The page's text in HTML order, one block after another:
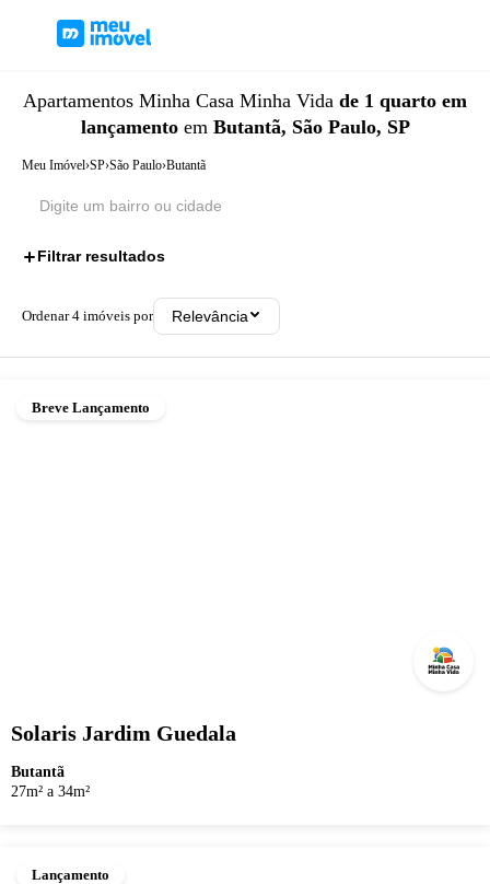
Apartamentos Minha Casa Minha Vida de 1 quarto em
lançamento em Butantã, São Paulo, SP
Meu Imóvel›SP›São Paulo›Butantã
Filtrar resultados
Ordenar4 imóveis por Relevância
Breve Lançamento
Solaris Jardim Guedala
Butantã
27m² a 34m²
Lançamento